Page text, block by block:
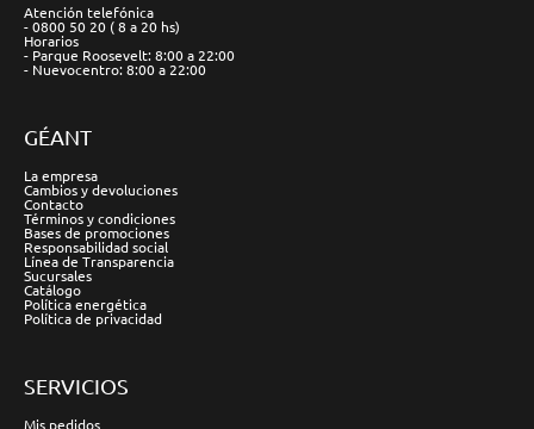
Atención telefónica
- 0800 50 20 ( 8 a 20 hs)
Horarios
- Parque Roosevelt: 8:00 a 22:00
- Nuevocentro: 8:00 a 22:00
GÉANT
La empresa
Cambios y devoluciones
Contacto
Términos y condiciones
Bases de promociones
Responsabilidad social
Línea de Transparencia
Sucursales
Catálogo
Política energética
Política de privacidad
SERVICIOS
Mis pedidos